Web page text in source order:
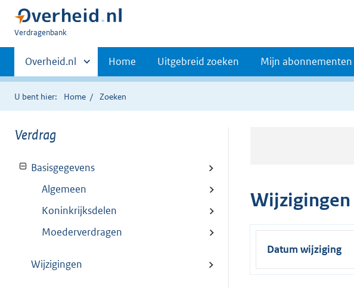
U
hier:
Verdragenbank
Primaire
navigatie
Andere
sites
binnen
Overheid.nl Home Uitgebreid zoeken Mijn abonnementen
U bent hier: Home Zoeken
Verdrag
Basisgegevens
Algemeen
Koninkrijksdelen
Moederverdragen
Wijzigingen
Wijzigingen
Datum wijziging